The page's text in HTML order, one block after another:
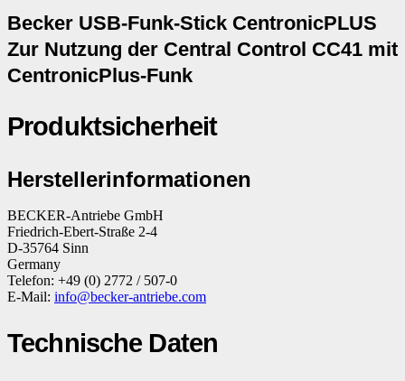
Becker USB-Funk-Stick CentronicPLUS
Zur Nutzung der Central Control CC41 mit
CentronicPlus-Funk
Produktsicherheit
Herstellerinformationen
BECKER-Antriebe GmbH
Friedrich-Ebert-Straße 2-4
D-35764 Sinn
Germany
Telefon: +49 (0) 2772 / 507-0
E-Mail: info@becker-antriebe.com
Technische Daten